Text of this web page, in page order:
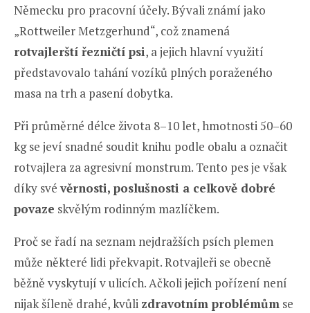
Německu pro pracovní účely. Bývali známí jako
„Rottweiler Metzgerhund“, což znamená
rotvajlerští řezničtí psi, a jejich hlavní využití
představovalo tahání vozíků plných poraženého
masa na trh a pasení dobytka.
Při průměrné délce života 8–10 let, hmotnosti 50–60
kg se jeví snadné soudit knihu podle obalu a označit
rotvajlera za agresivní monstrum. Tento pes je však
díky své věrnosti, poslušnosti a celkově dobré
povaze skvělým rodinným mazlíčkem.
Proč se řadí na seznam nejdražších psích plemen
může některé lidi překvapit. Rotvajleři se obecně
běžně vyskytují v ulicích. Ačkoli jejich pořízení není
nijak šíleně drahé, kvůli zdravotním problémům se